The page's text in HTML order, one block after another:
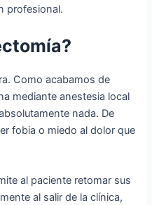
profesional.
Como acabamos de
mediante anestesia local
nada. De
fobia o miedo al dolor que
al paciente retomar sus
al salir de la clínica,